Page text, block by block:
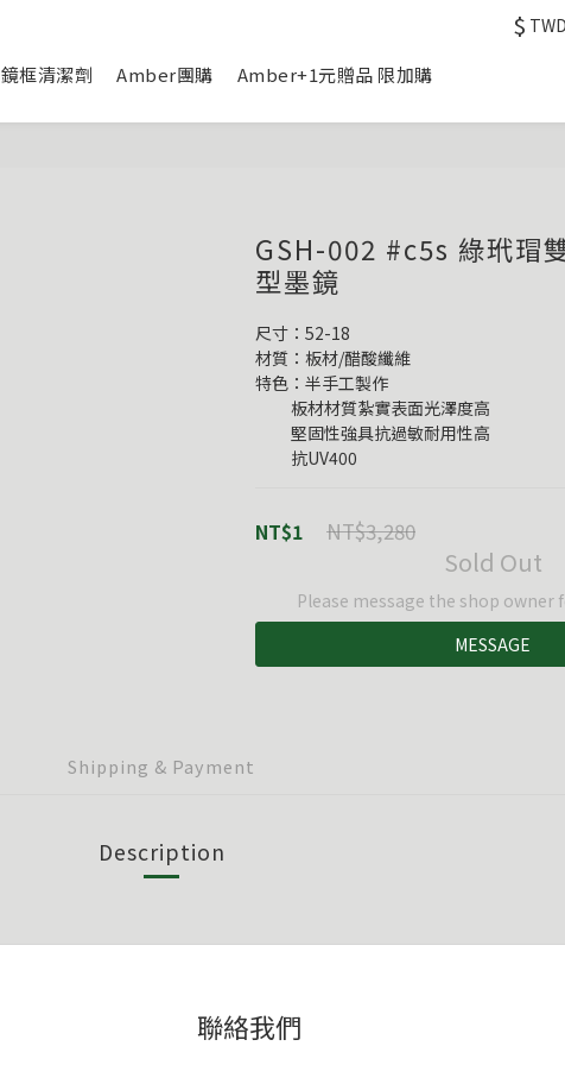
$ TWD
鏡框清潔劑 Amber團購 Amber+1元贈品 限加購
GSH-002 #c5s 綠玳瑁
型墨鏡
尺寸：52-18
材質：板材/醋酸纖維
特色：半手工製作
          板材材質紮實表面光澤度高
          堅固性強具抗過敏耐用性高
          抗UV400
NT$1 NT$3,280
Sold Out
Please message the shop owner
MESSAGE
Shipping & Payment
Description
聯絡我們